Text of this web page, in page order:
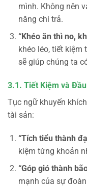
mình. Không nên
năng chi trả.
“Khéo ăn thì no,
khéo léo, tiết kiệm
sẽ giúp chúng ta
3.1. Tiết Kiệm và
Tục ngữ khuyến
tài sản:
“Tích tiểu thành
kiệm từng khoản
“Góp gió thành
mạnh của sự